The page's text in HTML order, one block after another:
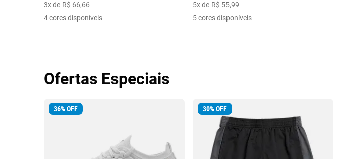
3x de R$ 66,66
4 cores disponíveis
5x de R$ 55,99
5 cores disponíveis
Ofertas Especiais
36%OFF 30%OFF